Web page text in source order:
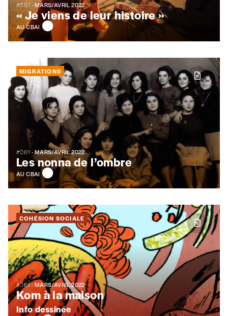
#361 - MARS/AVRIL 2022
« Je viens de leur histoire »
AU CBAI
MIGRATIONS
#361- MARS/AVRIL 2022
Les nonna de l’ombre
AU CBAI
COHÉSION SOCIALE
#361- MARS/AVRIL 2022
Kom à la maison
Info dessinée